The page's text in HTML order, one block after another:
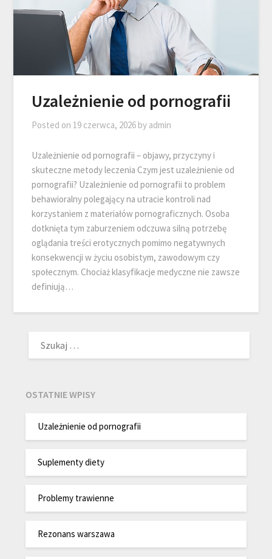
Uzależnienie od pornografii
Posted on 19 czerwca, 2026 by admin
Uzależnienie od pornografii – objawy, przyczyny i
skuteczne metody leczenia Czym jest uzależnienie od
pornografii? Uzależnienie od pornografii to problem
behawioralny polegający na utracie kontroli nad
korzystaniem z materiałów pornograficznych. Osoba
dotknięta tym zaburzeniem odczuwa silną potrzebę
oglądania treści erotycznych pomimo negatywnych
konsekwencji w życiu osobistym, zawodowym czy
społecznym. Chociaż klasyfikacje medyczne nie zawsze
definiują…
OSTATNIE WPISY
Uzależnienie od pornografii
Suplementy diety
Problemy trawienne
Rezonans warszawa